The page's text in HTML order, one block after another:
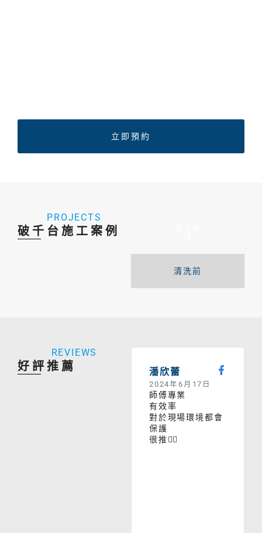
立即預約
PROJECTS
破千台施工案例
清洗前
REVIEWS
好評推薦 潘欣蕾
2024年6月17日
師傅專業
有效率
對於現場環境都會
保護
很推👍🏼